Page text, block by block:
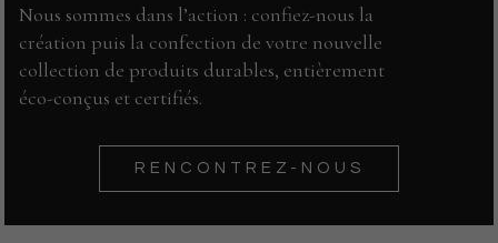
Nous sommes dans l’action : confiez-nous la
création puis la confection de votre nouvelle
collection de produits durables, entièrement
éco-conçus et certifiés.
RENCONTREZ-NOUS